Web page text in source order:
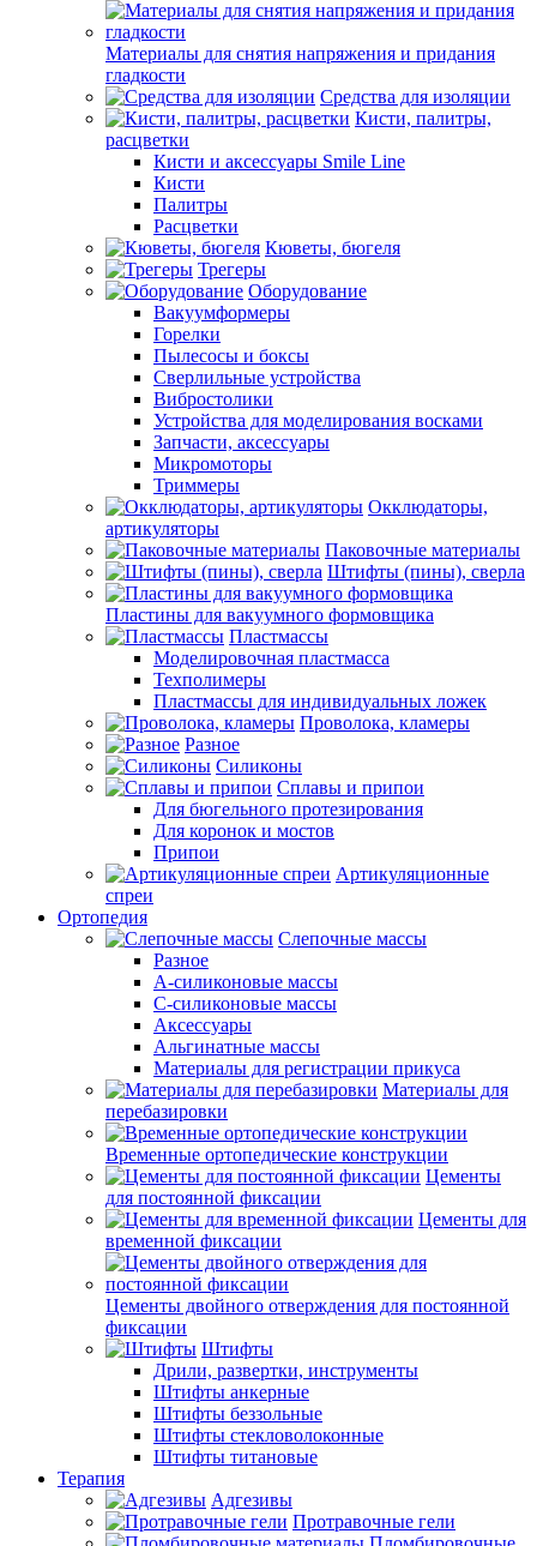
Материалы для снятия напряжения и придания
гладкости
Средства для изоляции
Кисти, палитры,
расцветки
Кисти и аксессуары Smile Line
Кисти
Палитры
Расцветки
Кюветы, бюгеля
Трегеры
Оборудование
Вакуумформеры
Горелки
Пылесосы и боксы
Сверлильные устройства
Вибростолики
Устройства для моделирования восками
Запчасти, аксессуары
Микромоторы
Триммеры
Окклюдаторы,
артикуляторы
Паковочные материалы
Штифты (пины), сверла
Пластины для вакуумного формовщика
Пластмассы
Моделировочная пластмасса
Техполимеры
Пластмассы для индивидуальных ложек
Проволока, кламеры
Разное
Силиконы
Сплавы и припои
Для бюгельного протезирования
Для коронок и мостов
Припои
Артикуляционные
спреи
Ортопедия
Слепочные массы
Разное
А-силиконовые массы
С-силиконовые массы
Аксессуары
Альгинатные массы
Материалы для регистрации прикуса
Материалы для
перебазировки
Временные ортопедические конструкции
Цементы
для постоянной фиксации
Цементы для
временной фиксации
Цементы двойного отверждения для постоянной
фиксации
Штифты
Дрили, развертки, инструменты
Штифты анкерные
Штифты беззольные
Штифты стекловолоконные
Штифты титановые
Терапия
Адгезивы
Протравочные гели